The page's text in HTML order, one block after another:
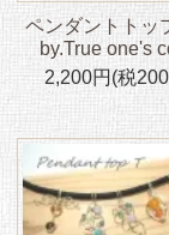
ペンダントト
by.True one's
2,200円(税